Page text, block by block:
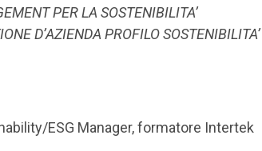
PER LA SOSTENIBILITA’
D’AZIENDA PROFILO SOSTENIBILITA’
ESG Manager, formatore Intertek